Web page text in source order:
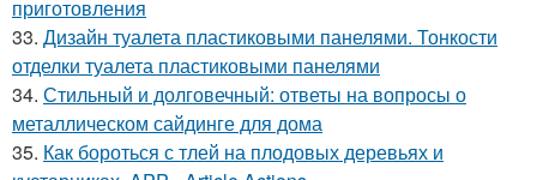
приготовления
33. Дизайн туалета пластиковыми панелями. Тонкости
отделки туалета пластиковыми панелями
34. Стильный и долговечный: ответы на вопросы о
металлическом сайдинге для дома
35. Как бороться с тлей на плодовых деревьях и